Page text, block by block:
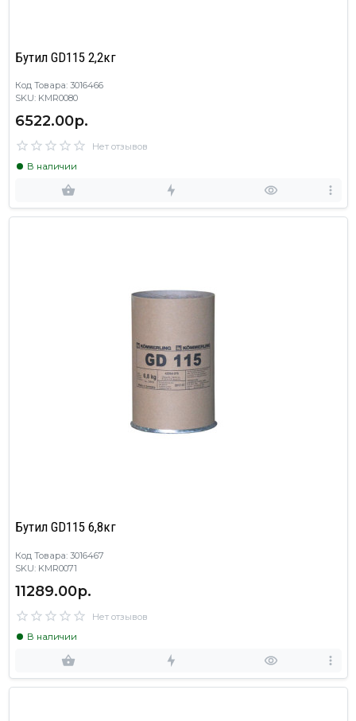
Бутил GD115 2,2кг
Код Товара: 3016466
SKU: KMR0080
6522.00р.
Нет отзывов
В наличии
Бутил GD115 6,8кг
Код Товара: 3016467
SKU: KMR0071
11289.00р.
Нет отзывов
В наличии